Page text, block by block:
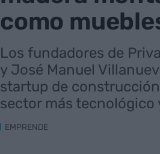
como
Los fundadores de
y José Manuel
startup de
sector más tecnológico
EMPRENDE